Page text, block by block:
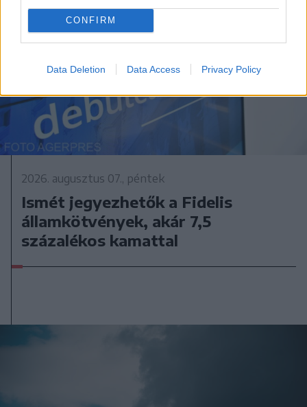
CONFIRM
Data Deletion Data Access Privacy Policy
2026. augusztus 07., péntek
Ismét jegyezhetők a Fidelis
államkötvények, akár 7,5
százalékos kamattal